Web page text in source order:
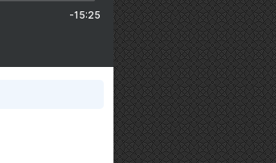
-15:25